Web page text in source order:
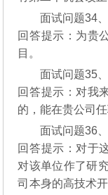
面试问题34
回答提示：为贵
目。
面试问题35
回答提示：对我
的，能在贵公司
面试问题36
回答提示：对于
对该单位作了研
司本身的高技术